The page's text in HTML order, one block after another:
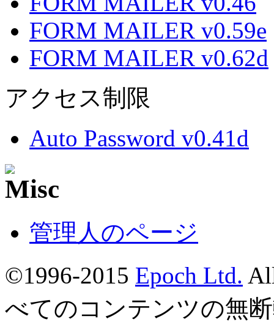
FORM MAILER v0.59e
FORM MAILER v0.62d
アクセス制限
Auto Password v0.41d
管理人のページ
©1996-2015 Epoch Ltd.
べてのコンテンツの無